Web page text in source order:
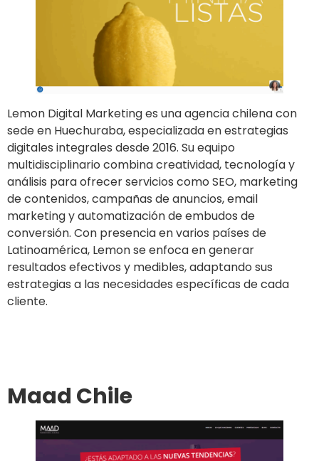
Lemon Digital Marketing es una agencia chilena con
sede en Huechuraba, especializada en estrategias
digitales integrales desde 2016. Su equipo
multidisciplinario combina creatividad, tecnología y
análisis para ofrecer servicios como SEO, marketing
de contenidos, campañas de anuncios, email
marketing y automatización de embudos de
conversión. Con presencia en varios países de
Latinoamérica, Lemon se enfoca en generar
resultados efectivos y medibles, adaptando sus
estrategias a las necesidades específicas de cada
cliente.
Maad Chile